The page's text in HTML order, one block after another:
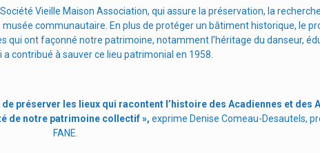
Vieille Maison Association, qui assure la préservation, la
communautaire. En plus de protéger un bâtiment historique, le
qui ont façonné notre patrimoine, notamment l’héritage du danseur,
contribué à sauver ce lieu patrimonial en 1958.
préserver les lieux qui racontent l’histoire des Acadiennes et des
de notre patrimoine collectif »,exprime Denise Comeau-Desautels,
FANE.